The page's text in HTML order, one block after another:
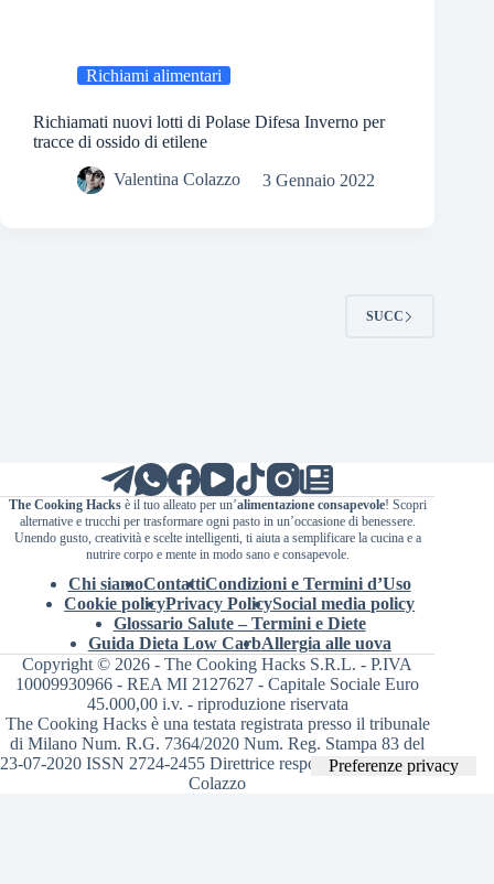
Richiami alimentari
Richiamati nuovi lotti di Polase Difesa Inverno per
tracce di ossido di etilene
Valentina Colazzo 3 Gennaio 2022
SUCC
The Cooking Hacksè il tuo alleato per un’alimentazione consapevole! Scopri
alternative e trucchi per trasformare ogni pasto in un’occasione di benessere.
Unendo gusto, creatività e scelte intelligenti, ti aiuta a semplificare la cucina e a
nutrire corpo e mente in modo sano e consapevole.
Chi siamoContattiCondizioni e Termini d’Uso
Cookie policyPrivacy PolicySocial media policy
Glossario Salute – Termini e Diete
Guida Dieta Low CarbAllergia alle uova
Copyright © 2026 - The Cooking Hacks S.R.L. - P.IVA
10009930966 - REA MI 2127627 - Capitale Sociale Euro
45.000,00 i.v. - riproduzione riservata
The Cooking Hacks è una testata registrata presso il tribunale
di Milano Num. R.G. 7364/2020 Num. Reg. Stampa 83 del
23-07-2020 ISSN 2724-2455 Direttrice responsabile Valentina
Colazzo